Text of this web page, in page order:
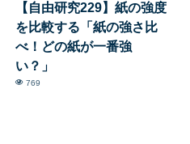
【自由研究229】紙の強度
を比較する「紙の強さ比
べ！どの紙が一番強
い？」
769